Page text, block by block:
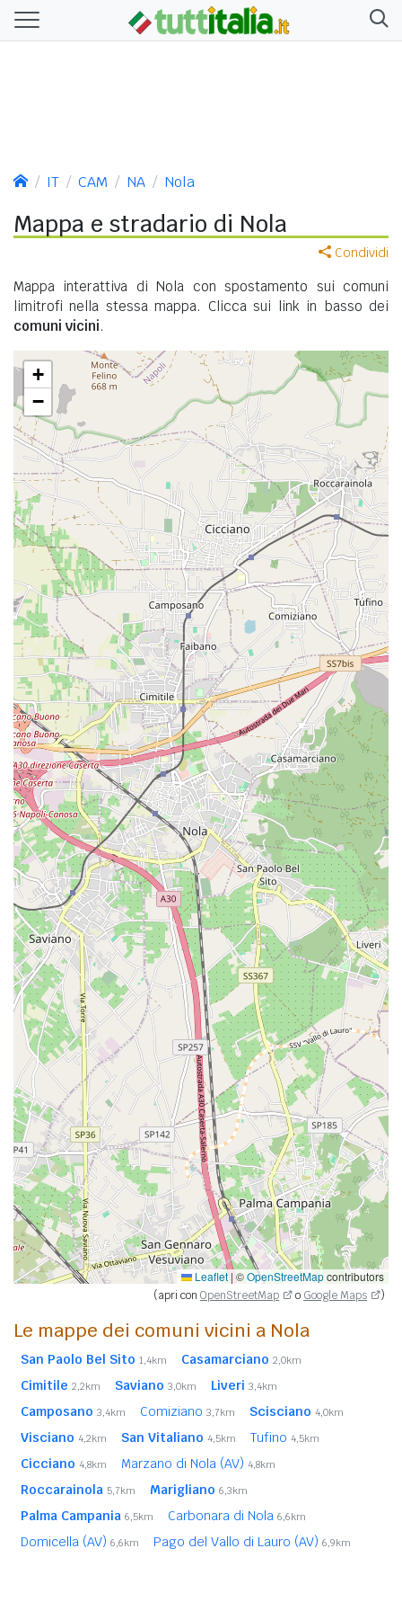
IT CAM NA Nola
Mappa e stradario di Nola
Condividi
Mappa interattiva di Nola con spostamento sui comuni
limitrofi nella stessa mappa. Clicca sui link in basso dei
comuni vicini.
+
−
Leaflet |©OpenStreetMapcontributors
(apri con OpenStreetMap o Google Maps )
Le mappe dei comuni vicini a Nola
San Paolo Bel Sito 1,4km Casamarciano 2,0km
Cimitile 2,2km Saviano 3,0km Liveri 3,4km
Camposano 3,4km Comiziano 3,7km Scisciano 4,0km
Visciano 4,2km San Vitaliano 4,5km Tufino 4,5km
Cicciano 4,8km Marzano di Nola (AV) 4,8km
Roccarainola 5,7km Marigliano 6,3km
Palma Campania 6,5km Carbonara di Nola 6,6km
Domicella (AV) 6,6km Pago del Vallo di Lauro (AV) 6,9km